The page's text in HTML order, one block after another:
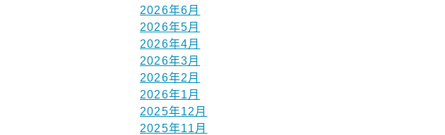
2026年6月
2026年5月
2026年4月
2026年3月
2026年2月
2026年1月
2025年12月
2025年11月